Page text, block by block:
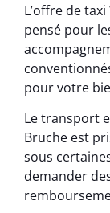
L’offre de
pensé pour
pour votre
Le transport
Bruche est
sous
demander